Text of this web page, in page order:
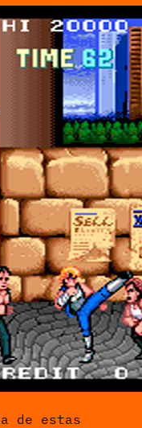
de estas